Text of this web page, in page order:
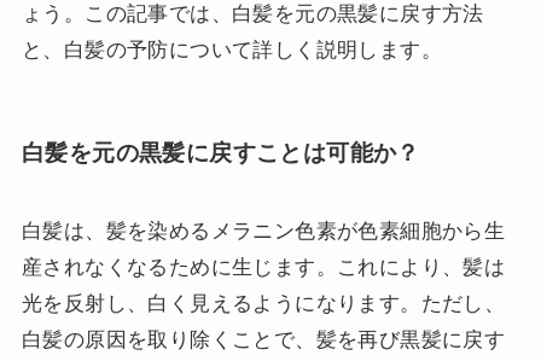
ょう。この記事では、白髪を元の黒髪に戻す方法
と、白髪の予防について詳しく説明します。
白髪を元の黒髪に戻すことは可能か？
白髪は、髪を染めるメラニン色素が色素細胞から生
産されなくなるために生じます。これにより、髪は
光を反射し、白く見えるようになります。ただし、
白髪の原因を取り除くことで、髪を再び黒髪に戻す